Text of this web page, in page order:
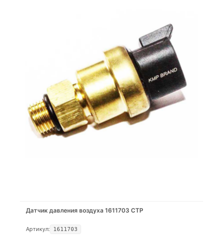
Датчик давления воздуха 1611703 CTP
Артикул: 1611703